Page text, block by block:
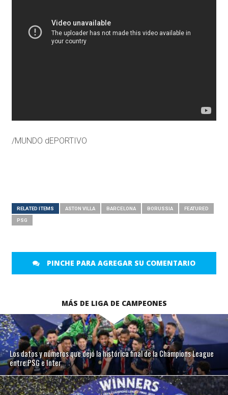
/MUNDO dEPORTIVO
RELATED ITEMS ASTON VILLA BARCELONA BORUSSIA FEATURED
PSG
PINCHE PARA AGREGAR SU COMENTARIO
MÁS DE LIGA DE CAMPEONES
Los datos y números que dejó la histórica final de la Champions League
entre PSG e Inter